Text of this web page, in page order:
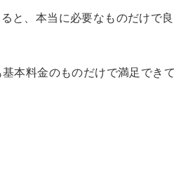
と、本当に必要なものだけで良
本料金のものだけで満足できて